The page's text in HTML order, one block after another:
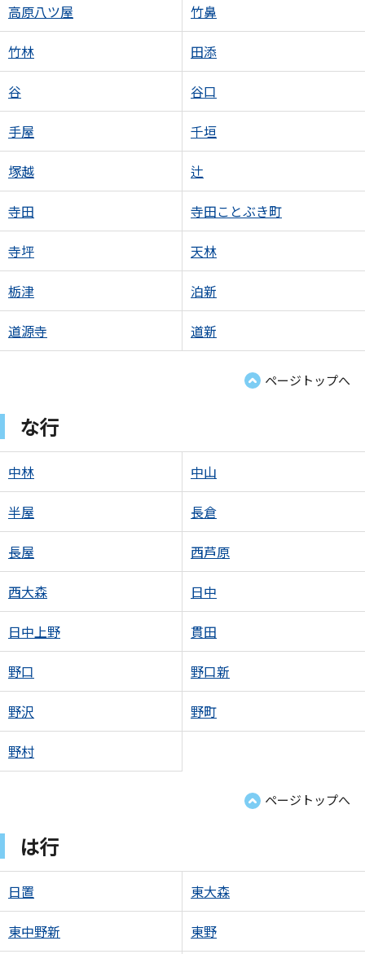
高原八ツ屋 竹鼻
竹林 田添
谷 谷口
手屋 千垣
塚越 辻
寺田 寺田ことぶき町
寺坪 天林
栃津 泊新
道源寺 道新
ページトップへ
な行
中林 中山
半屋 長倉
長屋 西芦原
西大森 日中
日中上野 貫田
野口 野口新
野沢 野町
野村
ページトップへ
は行
日置 東大森
東中野新 東野